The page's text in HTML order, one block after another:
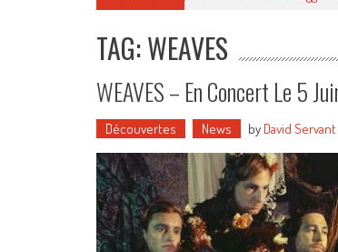
TAG: WEAVES
WEAVES – En Concert Le 5
Découvertes News by David Servant